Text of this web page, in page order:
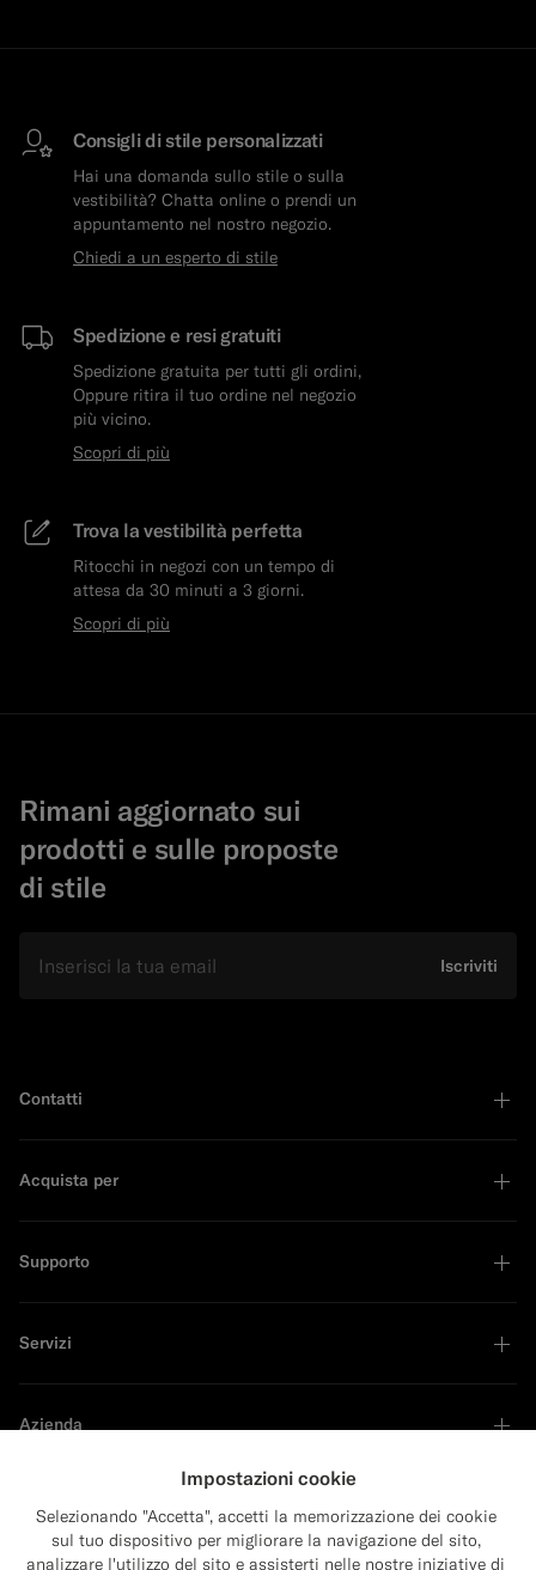
Consigli di stile personalizzati
Hai una domanda sullo stile o sulla
vestibilità? Chatta online o prendi un
appuntamento nel nostro negozio.
Chiedi a un esperto di stile
Spedizione e resi gratuiti
Spedizione gratuita per tutti gli ordini,
Oppure ritira il tuo ordine nel negozio
più vicino.
Scopri di più
Trova la vestibilità perfetta
Ritocchi in negozi con un tempo di
attesa da 30 minuti a 3 giorni.
Scopri di più
Rimani aggiornato sui
prodotti e sulle proposte
di stile
Iscriviti
Contatti
Acquista per
Supporto
Servizi
Azienda
Sustainability Leader
Impostazioni cookie
Selezionando "Accetta", accetti la memorizzazione dei cookie
sul tuo dispositivo per migliorare la navigazione del sito,
analizzare l'utilizzo del sito e assisterti nelle nostre iniziative di